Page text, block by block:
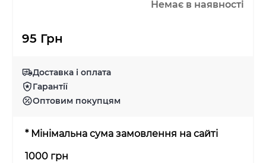
Немає в наявності
95 Грн
Доставка і оплата
Гарантії
Оптовим покупцям
* Мінімальна сума замовлення на сайті
1000 грн